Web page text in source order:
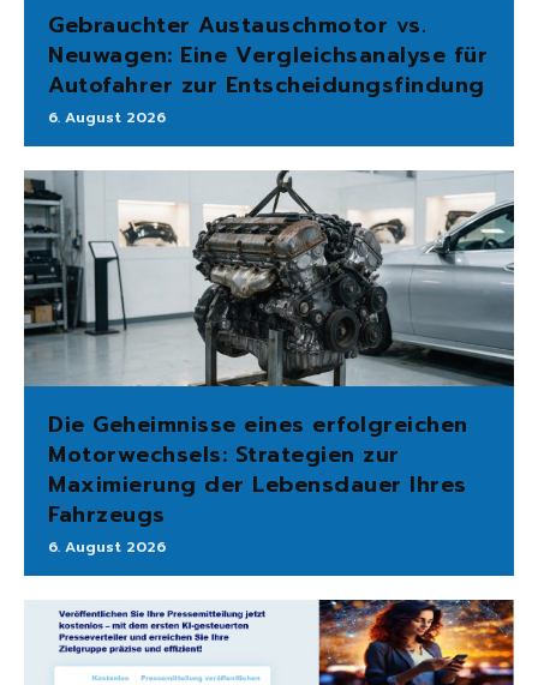
Gebrauchter Austauschmotor vs.
Neuwagen: Eine Vergleichsanalyse für
Autofahrer zur Entscheidungsfindung
6. August 2026
Die Geheimnisse eines erfolgreichen
Motorwechsels: Strategien zur
Maximierung der Lebensdauer Ihres
Fahrzeugs
6. August 2026